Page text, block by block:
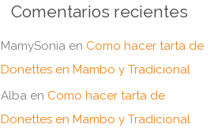
Comentarios recientes
MamySonia en Como hacer tarta de
Donettes en Mambo y Tradicional
Alba en Como hacer tarta de
Donettes en Mambo y Tradicional